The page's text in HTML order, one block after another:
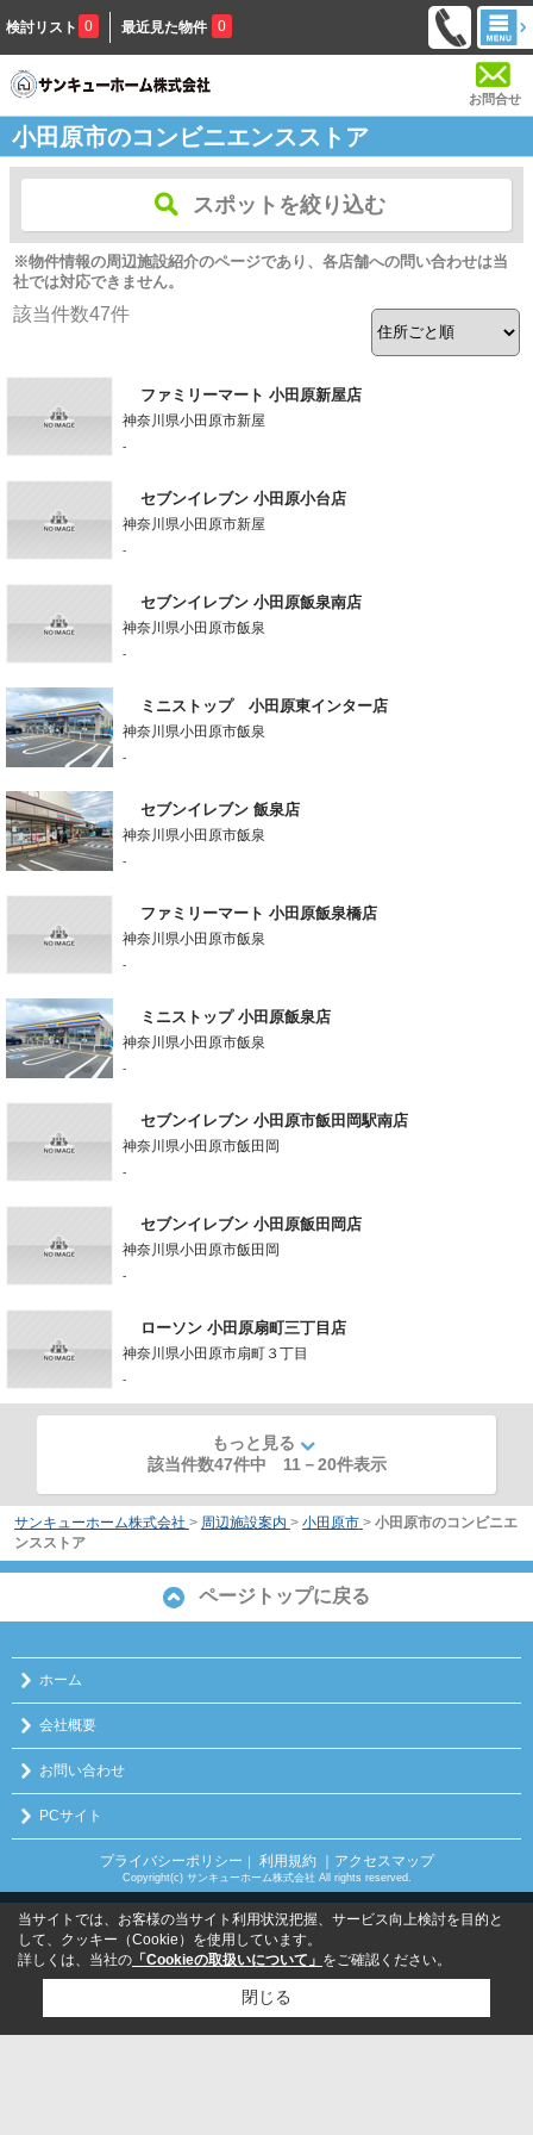
検討リスト 0 最近見た物件 0
お問合せ
小田原市のコンビニエンスストア
スポットを絞り込む
※物件情報の周辺施設紹介のページであり、各店舗への問い合わせは当
社では対応できません。
該当件数47件
ファミリーマート 小田原新屋店
神奈川県小田原市新屋
-
セブンイレブン 小田原小台店
神奈川県小田原市新屋
-
セブンイレブン 小田原飯泉南店
神奈川県小田原市飯泉
-
ミニストップ 小田原東インター店
神奈川県小田原市飯泉
-
セブンイレブン 飯泉店
神奈川県小田原市飯泉
-
ファミリーマート 小田原飯泉橋店
神奈川県小田原市飯泉
-
ミニストップ 小田原飯泉店
神奈川県小田原市飯泉
-
セブンイレブン 小田原市飯田岡駅南店
神奈川県小田原市飯田岡
-
セブンイレブン 小田原飯田岡店
神奈川県小田原市飯田岡
-
ローソン 小田原扇町三丁目店
神奈川県小田原市扇町３丁目
-
もっと見る
該当件数47件中 11 －20件表示
サンキューホーム株式会社 > 周辺施設案内 > 小田原市 > 小田原市のコンビニエ
ンスストア
ページトップに戻る
ホーム
会社概要
お問い合わせ
PCサイト
プライバシーポリシー ｜ 利用規約 ｜アクセスマップ
Copyright(c) サンキューホーム株式会社 All rights reserved.
当サイトでは、お客様の当サイト利用状況把握、サービス向上検討を目的と
して、クッキー（Cookie）を使用しています。
詳しくは、当社の 「Cookieの取扱いについて」 をご確認ください。
閉じる